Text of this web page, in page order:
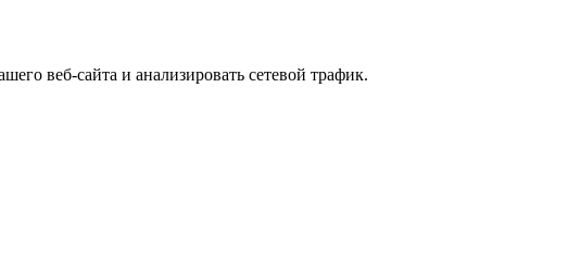
веб-сайта и анализировать сетевой трафик.